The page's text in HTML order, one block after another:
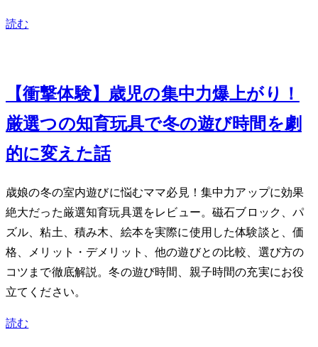
読む
【衝撃体験】3歳児の集中力爆上がり！
厳選5つの知育玩具で冬の遊び時間を劇
的に変えた話
3歳娘の冬の室内遊びに悩むママ必見！集中力アップに効果
絶大だった厳選知育玩具5選をレビュー。磁石ブロック、パ
ズル、粘土、積み木、絵本を実際に使用した体験談と、価
格、メリット・デメリット、他の遊びとの比較、選び方の
コツまで徹底解説。冬の遊び時間、親子時間の充実にお役
立てください。
読む